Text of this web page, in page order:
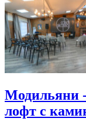
Модильяни
лофт с